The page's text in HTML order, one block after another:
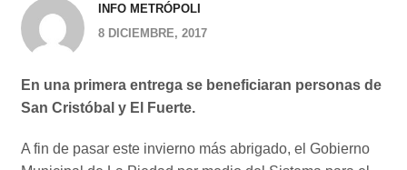
INFO METRÓPOLI
8 DICIEMBRE, 2017
En una primera entrega se beneficiaran personas de
San Cristóbal y El Fuerte.
A fin de pasar este invierno más abrigado, el Gobierno